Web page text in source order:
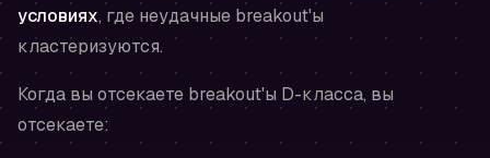
условиях, где неудачные breakout'ы
кластеризуются.
Когда вы отсекаете breakout'ы D-класса, вы
отсекаете: